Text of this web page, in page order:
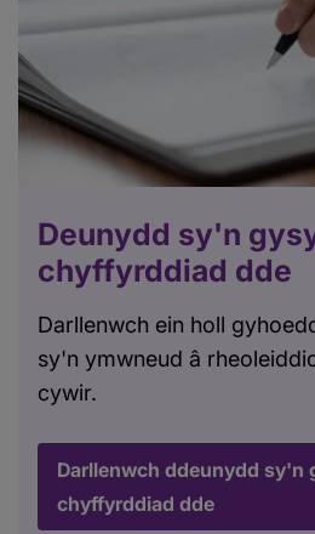
Deunydd sy'n
chyffyrddiad dde
Darllenwch ein holl
sy'n ymwneud â
cywir.
Darllenwch ddeunydd sy'n
chyffyrddiad dde